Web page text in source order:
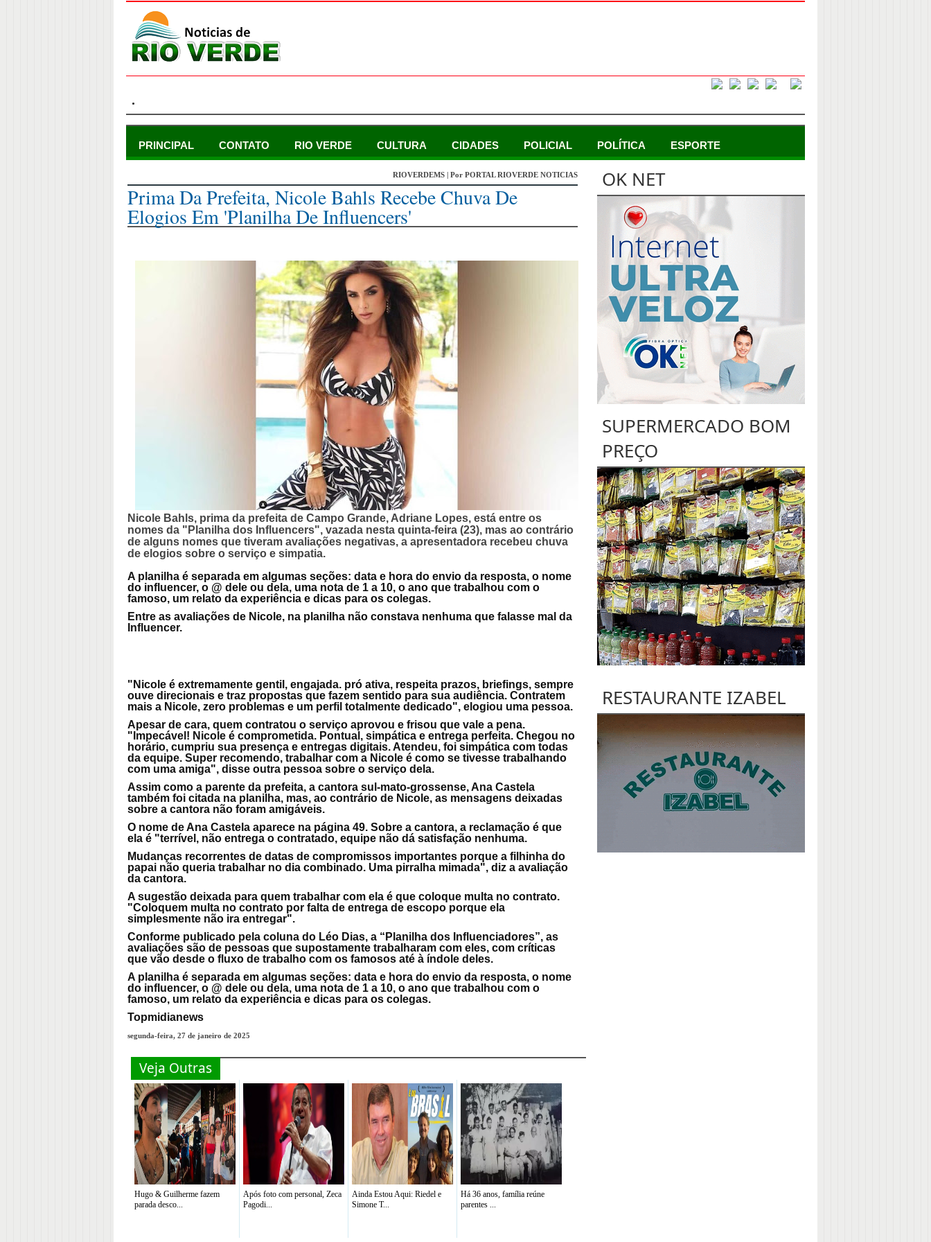
.
PRINCIPAL CONTATO RIO VERDE CULTURA CIDADES POLICIAL POLÍTICA ESPORTE
RIOVERDEMS | Por PORTAL RIOVERDE NOTICIAS
Prima Da Prefeita, Nicole Bahls Recebe Chuva De
Elogios Em 'Planilha De Influencers'
Nicole Bahls, prima da prefeita de Campo Grande, Adriane Lopes, está entre os
nomes da "Planilha dos Influencers", vazada nesta quinta-feira (23), mas ao contrário
de alguns nomes que tiveram avaliações negativas, a apresentadora recebeu chuva
de elogios sobre o serviço e simpatia.
A planilha é separada em algumas seções: data e hora do envio da resposta, o nome
do influencer, o @ dele ou dela, uma nota de 1 a 10, o ano que trabalhou com o
famoso, um relato da experiência e dicas para os colegas.
Entre as avaliações de Nicole, na planilha não constava nenhuma que falasse mal da
Influencer.
"Nicole é extremamente gentil, engajada. pró ativa, respeita prazos, briefings, sempre
ouve direcionais e traz propostas que fazem sentido para sua audiência. Contratem
mais a Nicole, zero problemas e um perfil totalmente dedicado", elogiou uma pessoa.
Apesar de cara, quem contratou o serviço aprovou e frisou que vale a pena.
"Impecável! Nicole é comprometida. Pontual, simpática e entrega perfeita. Chegou no
horário, cumpriu sua presença e entregas digitais. Atendeu, foi simpática com todas
da equipe. Super recomendo, trabalhar com a Nicole é como se tivesse trabalhando
com uma amiga", disse outra pessoa sobre o serviço dela.
Assim como a parente da prefeita, a cantora sul-mato-grossense, Ana Castela
também foi citada na planilha, mas, ao contrário de Nicole, as mensagens deixadas
sobre a cantora não foram amigáveis.
O nome de Ana Castela aparece na página 49. Sobre a cantora, a reclamação é que
ela é "terrível, não entrega o contratado, equipe não dá satisfação nenhuma.
Mudanças recorrentes de datas de compromissos importantes porque a filhinha do
papai não queria trabalhar no dia combinado. Uma pirralha mimada", diz a avaliação
da cantora.
A sugestão deixada para quem trabalhar com ela é que coloque multa no contrato.
"Coloquem multa no contrato por falta de entrega de escopo porque ela
simplesmente não ira entregar".
Conforme publicado pela coluna do Léo Dias, a “Planilha dos Influenciadores”, as
avaliações são de pessoas que supostamente trabalharam com eles, com críticas
que vão desde o fluxo de trabalho com os famosos até à índole deles.
A planilha é separada em algumas seções: data e hora do envio da resposta, o nome
do influencer, o @ dele ou dela, uma nota de 1 a 10, o ano que trabalhou com o
famoso, um relato da experiência e dicas para os colegas.
Topmidianews
segunda-feira, 27 de janeiro de 2025
Veja Outras
Hugo & Guilherme fazem
parada desco...
Após foto com personal, Zeca
Pagodi...
Ainda Estou Aqui: Riedel e
Simone T...
Há 36 anos, família reúne
parentes ...
OK NET
SUPERMERCADO BOM
PREÇO
RESTAURANTE IZABEL